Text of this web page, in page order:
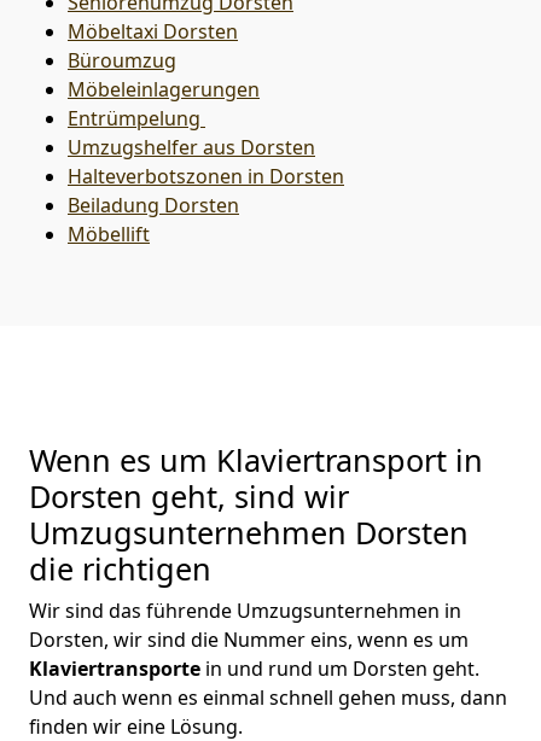
Möbeltaxi Dorsten
Büroumzug
Möbeleinlagerungen
Entrümpelung
Umzugshelfer aus Dorsten
Halteverbotszonen in Dorsten
Beiladung Dorsten
Möbellift
Wenn es um Klaviertransport in
Dorsten geht, sind wir
Umzugsunternehmen Dorsten
die richtigen
Wir sind das führende Umzugsunternehmen in
Dorsten, wir sind die Nummer eins, wenn es um
Klaviertransporte in und rund um Dorsten geht.
Und auch wenn es einmal schnell gehen muss, dann
finden wir eine Lösung.